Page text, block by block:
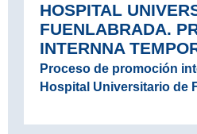
HOSPITAL
FUENLABRADA.
INTERNNA
Proceso de promoción
Hospital Universitario de